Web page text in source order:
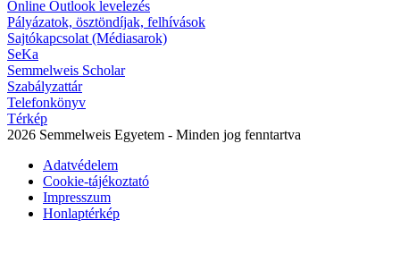
Online Outlook levelezés
Pályázatok, ösztöndíjak, felhívások
Sajtókapcsolat (Médiasarok)
SeKa
Semmelweis Scholar
Szabályzattár
Telefonkönyv
Térkép
2026 Semmelweis Egyetem - Minden jog fenntartva
Adatvédelem
Cookie-tájékoztató
Impresszum
Honlaptérkép